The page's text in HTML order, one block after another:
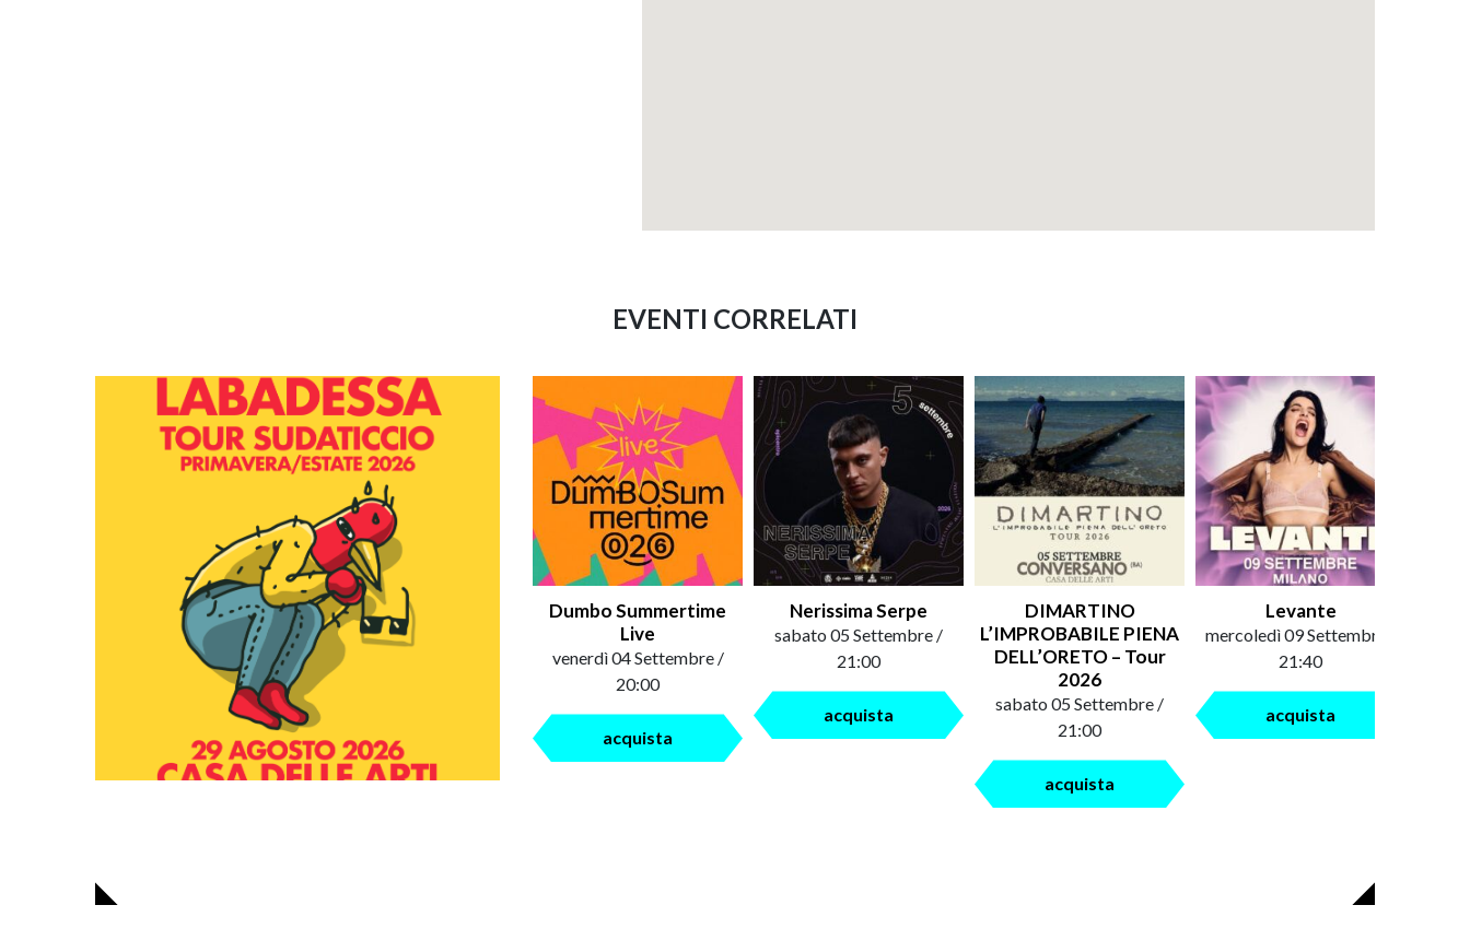
EVENTI CORRELATI
Dumbo Summertime
Live
venerdì 04 Settembre /
20:00
acquista
Nerissima Serpe
sabato 05 Settembre /
21:00
acquista
DIMARTINO
L’IMPROBABILE PIENA
DELL’ORETO – Tour
2026
sabato 05 Settembre /
21:00
acquista
Levante
mercoledì 09 Settembre /
21:40
acquista